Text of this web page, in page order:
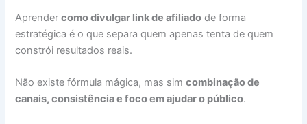
Aprendercomo divulgar link de afiliado de forma
estratégica é o que separa quem apenas tenta de quem
constrói resultados reais.
Não existe fórmula mágica, mas simcombinação de
canais, consistência e foco em ajudar o público.